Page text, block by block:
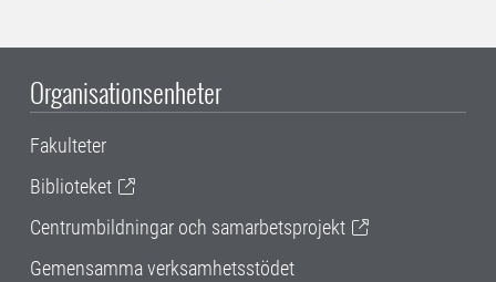
Organisationsenheter
Fakulteter
Biblioteket
Centrumbildningar och samarbetsprojekt
Gemensamma verksamhetsstödet